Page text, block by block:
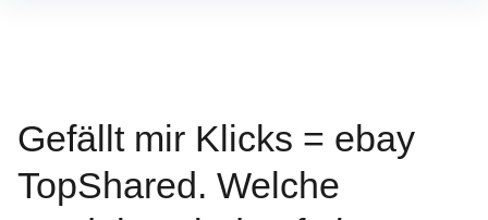
Gefällt mir Klicks = ebay
TopShared. Welche